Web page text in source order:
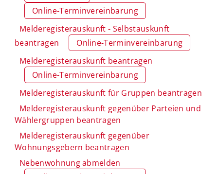
Online-Terminvereinbarung
Melderegisterauskunft - Selbstauskunft
beantragen
Online-Terminvereinbarung
Melderegisterauskunft beantragen
Online-Terminvereinbarung
Melderegisterauskunft für Gruppen beantragen
Melderegisterauskunft gegenüber Parteien und
Wählergruppen beantragen
Melderegisterauskunft gegenüber
Wohnungsgebern beantragen
Nebenwohnung abmelden